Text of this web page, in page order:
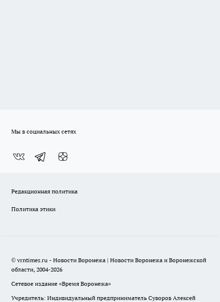
Мы в социальных сетях
Редакционная политика
Политика этики
© vrntimes.ru - Новости Воронежа | Новости Воронежа и Воронежской
области, 2004-2026
Сетевое издание «Время Воронежа»
Учредитель: Индивидуальный предприниматель Суворов Алексей